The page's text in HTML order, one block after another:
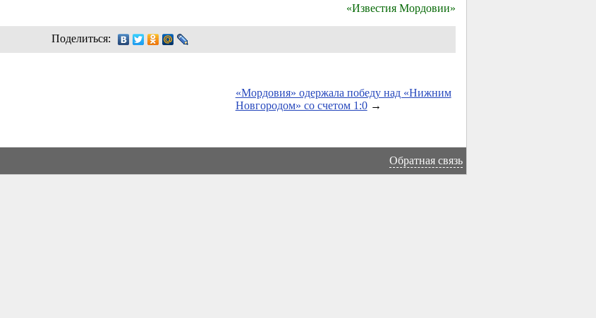
«Известия Мордовии»
Поделиться:
«Мордовия» одержала победу над «Нижним
Новгородом» со счетом 1:0→
Обратная связь